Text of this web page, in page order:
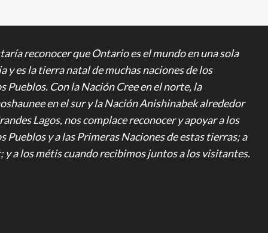
reconocer que Ontario es el mundo en una sola
y es la tierra natal de muchas naciones de los
Pueblos. Con la Nación Cree en el norte, la
en el sur y la Nación Anishinabek alrededor
Lagos, nos complace reconocer y apoyar a los
Pueblos y a las Primeras Naciones de estas tierras; a
y a los métis cuando recibimos juntos a los visitantes.